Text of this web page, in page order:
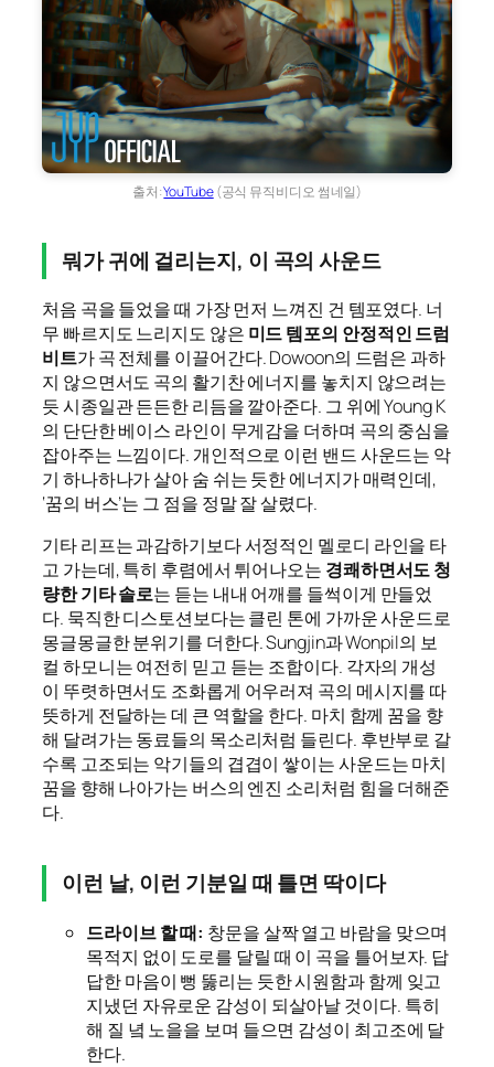
출처:YouTube(공식 뮤직비디오 썸네일)
뭐가 귀에 걸리는지, 이 곡의 사운드
처음 곡을 들었을 때 가장 먼저 느껴진 건 템포였다. 너
무 빠르지도 느리지도 않은 미드 템포의 안정적인 드럼
비트가 곡 전체를 이끌어간다. Dowoon의 드럼은 과하
지 않으면서도 곡의 활기찬 에너지를 놓치지 않으려는
듯 시종일관 든든한 리듬을 깔아준다. 그 위에 Young K
의 단단한 베이스 라인이 무게감을 더하며 곡의 중심을
잡아주는 느낌이다. 개인적으로 이런 밴드 사운드는 악
기 하나하나가 살아 숨 쉬는 듯한 에너지가 매력인데,
‘꿈의 버스’는 그 점을 정말 잘 살렸다.
기타 리프는 과감하기보다 서정적인 멜로디 라인을 타
고 가는데, 특히 후렴에서 튀어나오는 경쾌하면서도 청
량한 기타 솔로는 듣는 내내 어깨를 들썩이게 만들었
다. 묵직한 디스토션보다는 클린 톤에 가까운 사운드로
몽글몽글한 분위기를 더한다. Sungjin과 Wonpil의 보
컬 하모니는 여전히 믿고 듣는 조합이다. 각자의 개성
이 뚜렷하면서도 조화롭게 어우러져 곡의 메시지를 따
뜻하게 전달하는 데 큰 역할을 한다. 마치 함께 꿈을 향
해 달려가는 동료들의 목소리처럼 들린다. 후반부로 갈
수록 고조되는 악기들의 겹겹이 쌓이는 사운드는 마치
꿈을 향해 나아가는 버스의 엔진 소리처럼 힘을 더해준
다.
이런 날, 이런 기분일 때 틀면 딱이다
드라이브 할 때: 창문을 살짝 열고 바람을 맞으며
목적지 없이 도로를 달릴 때 이 곡을 틀어보자. 답
답한 마음이 뻥 뚫리는 듯한 시원함과 함께 잊고
지냈던 자유로운 감성이 되살아날 것이다. 특히
해 질 녘 노을을 보며 들으면 감성이 최고조에 달
한다.